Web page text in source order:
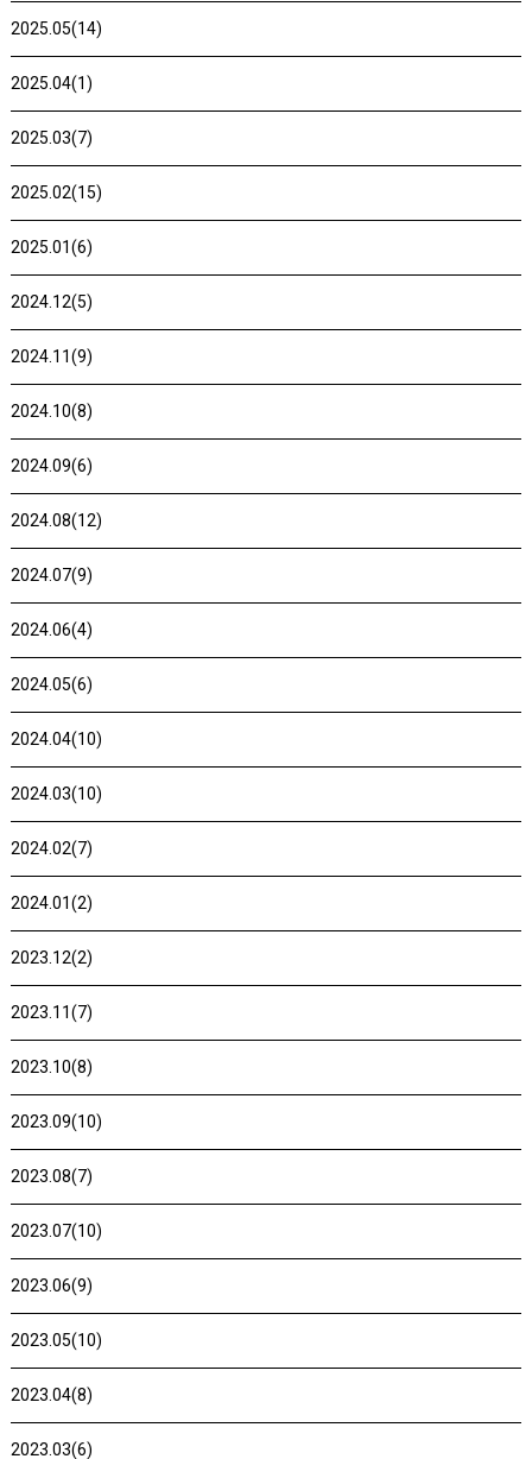
2025.05(14)
2025.04(1)
2025.03(7)
2025.02(15)
2025.01(6)
2024.12(5)
2024.11(9)
2024.10(8)
2024.09(6)
2024.08(12)
2024.07(9)
2024.06(4)
2024.05(6)
2024.04(10)
2024.03(10)
2024.02(7)
2024.01(2)
2023.12(2)
2023.11(7)
2023.10(8)
2023.09(10)
2023.08(7)
2023.07(10)
2023.06(9)
2023.05(10)
2023.04(8)
2023.03(6)